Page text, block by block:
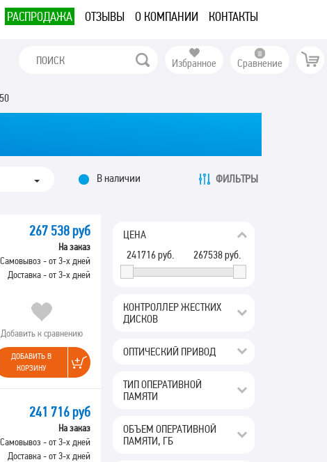
РАСПРОДАЖА ОТЗЫВЫ О КОМПАНИИ КОНТАКТЫ
Избранное Сравнение
В наличии ФИЛЬТРЫ
ЦЕНА
267538руб.
241716руб.
КОНТРОЛЛЕР ЖЕСТКИХ
ДИСКОВ
ОПТИЧЕСКИЙ ПРИВОД
ТИП ОПЕРАТИВНОЙ
ПАМЯТИ
ОБЪЕМ ОПЕРАТИВНОЙ
ПАМЯТИ, ГБ
267 538 руб
На заказ
Самовывоз - от 3-х дней
Доставка - от 3-х дней
Добавить к сравнению
ДОБАВИТЬ В
КОРЗИНУ
241 716 руб
На заказ
Самовывоз - от 3-х дней
Доставка - от 3-х дней